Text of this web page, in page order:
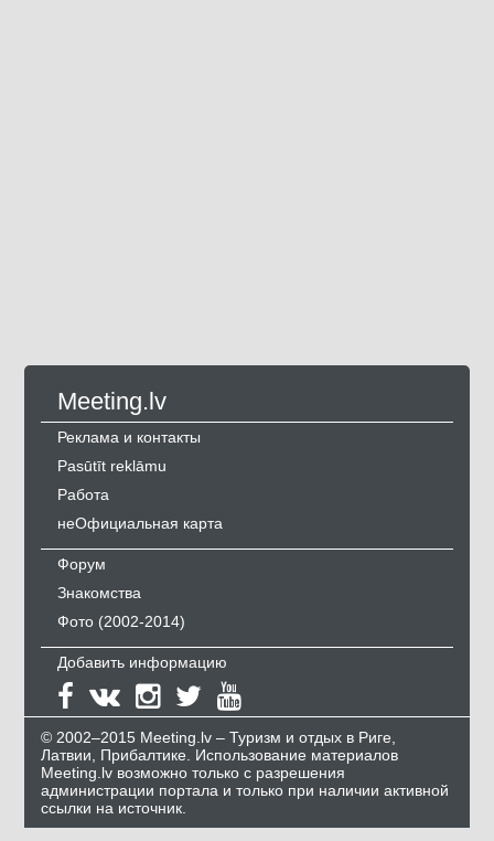
Meeting.lv
Реклама и контакты
Pasūtīt reklāmu
Работа
неОфициальная карта
Форум
Знакомства
Фото (2002-2014)
Добавить информацию
© 2002–2015 Meeting.lv – Туризм и отдых в Риге,
Латвии, Прибалтике. Использование материалов
Meeting.lv возможно только с разрешения
администрации портала и только при наличии активной
ссылки на источник.